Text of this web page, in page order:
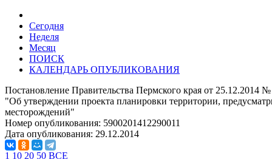
Сегодня
Неделя
Месяц
ПОИСК
КАЛЕНДАРЬ ОПУБЛИКОВАНИЯ
Постановление Правительства Пермского края от 25.12.2014
"Об утверждении проекта планировки территории,
месторождений"
Номер опубликования: 5900201412290011
Дата опубликования: 29.12.2014
1 10 20 50 ВСЕ